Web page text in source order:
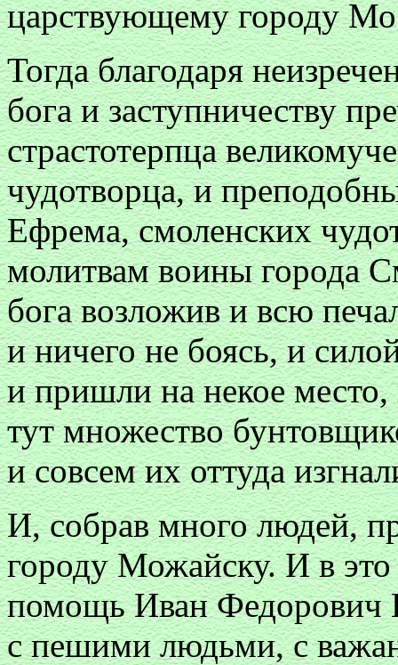
царствующему городу
Тогда благодаря
бога и заступничеству
страстотерпца
чудотворца, и
Ефрема, смоленских
молитвам воины города
бога возложив и всю
и ничего не боясь, и
и пришли на некое
тут множество
и совсем их оттуда
И, собрав много людей,
городу Можайску. И в
помощь Иван Федорович
с пешими людьми, с